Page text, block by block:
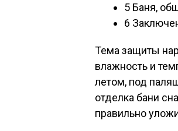
5 Баня,
6
Тема защиты
влажность и
летом, под
отделка бани
правильно